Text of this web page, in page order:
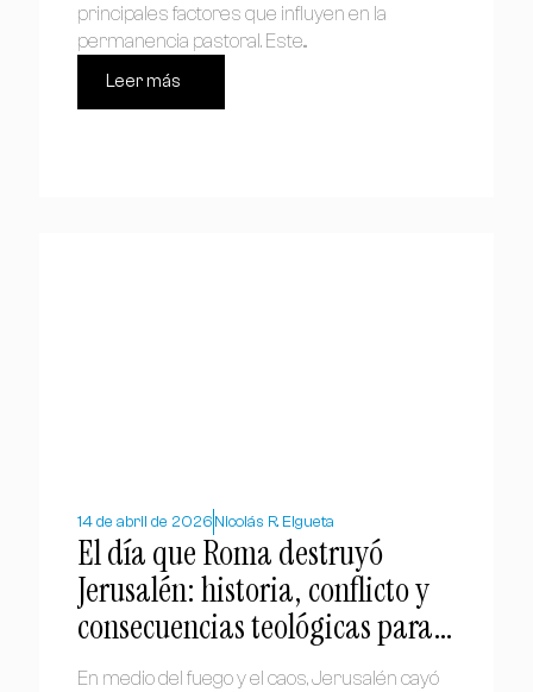
principales factores que influyen en la
permanencia pastoral. Este...
Leer más
14 de abril de 2026 Nicolás R. Elgueta
El día que Roma destruyó
Jerusalén: historia, conflicto y
consecuencias teológicas para
el cristianismo
En medio del fuego y el caos, Jerusalén cayó